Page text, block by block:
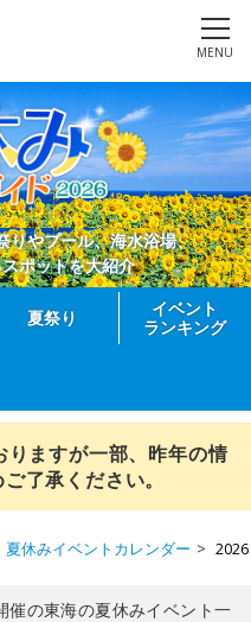
MENU
りやプール、海水浴場、
ポットを大紹介
夏祭り
イベント
ランキング
ますが一部、昨年の情
了承ください。
夏休みイベントカレンダー
の東海の夏休みイベント一